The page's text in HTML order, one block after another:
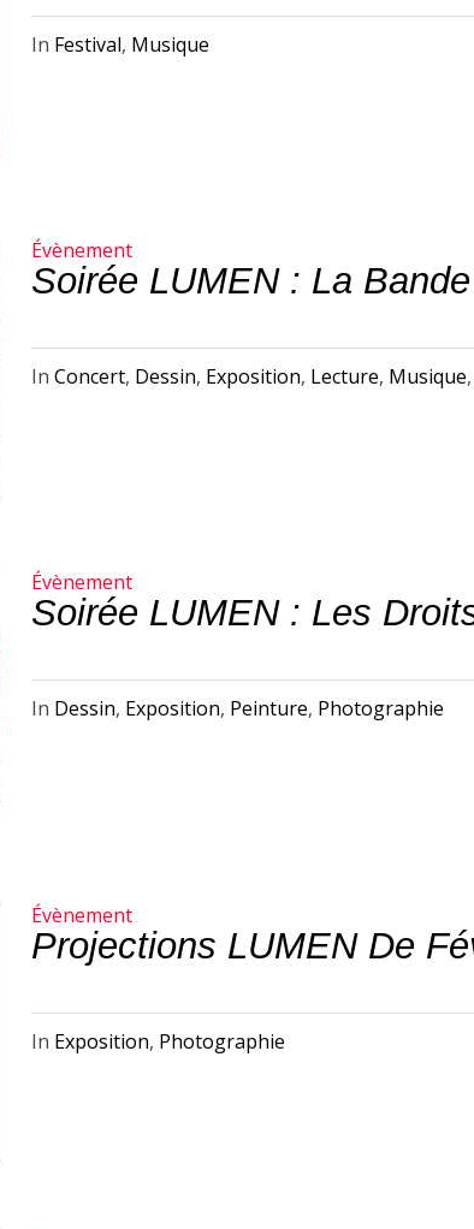
In Festival, Musique
Évènement
Soirée LUMEN : La
InConcert, Dessin, Exposition, Lecture, Musique,
Évènement
Soirée LUMEN : Les
In Dessin, Exposition, Peinture, Photographie
Évènement
Projections LUMEN De
In Exposition, Photographie